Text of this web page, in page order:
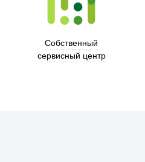
Собственный
сервисный центр